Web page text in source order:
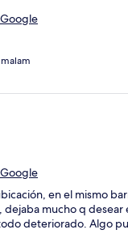
en el mismo
dejaba mucho q desear
deteriorado. Algo